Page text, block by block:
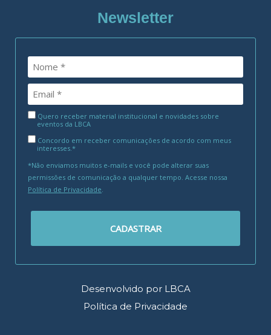
Newsletter
Quero receber material institucional e novidades sobre
eventos da LBCA
Concordo em receber comunicações de acordo com meus
interesses.*
*Não enviamos muitos e-mails e você pode alterar suas
permissões de comunicação a qualquer tempo. Acesse nossa
Política de Privacidade.
CADASTRAR
Desenvolvido por LBCA
Política de Privacidade